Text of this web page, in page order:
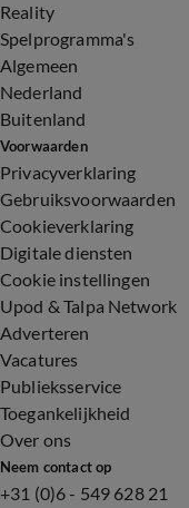
Reality
Spelprogramma's
Algemeen
Nederland
Buitenland
Voorwaarden
Privacyverklaring
Gebruiksvoorwaarden
Cookieverklaring
Digitale diensten
Cookie instellingen
Upod & Talpa Network
Adverteren
Vacatures
Publieksservice
Toegankelijkheid
Over ons
Neem contact op
+31 (0)6 - 549 628 21